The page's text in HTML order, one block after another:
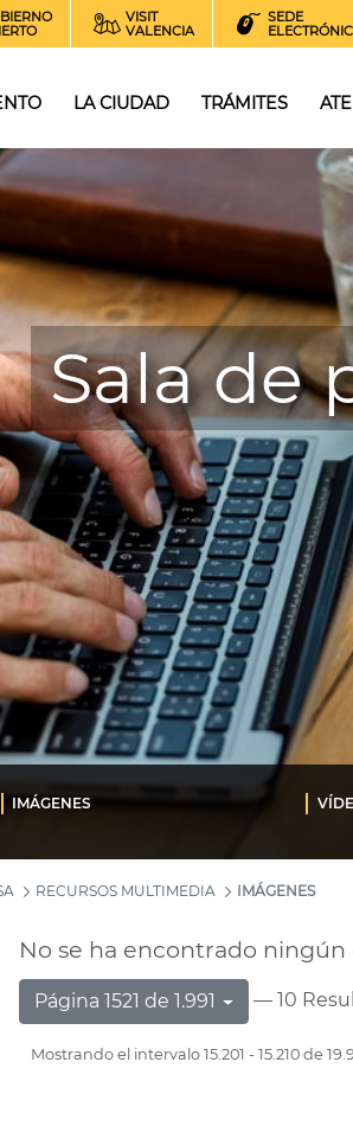
VISIT
VALENCIA
SEDE
LA CIUDAD TRÁMITES
Sala de
IMÁGENES
RECURSOS MULTIMEDIA IMÁGENES
No se ha encontrado
Página 1521 de 1.991 — 10
Mostrando el intervalo 15.201 - 15.210 de